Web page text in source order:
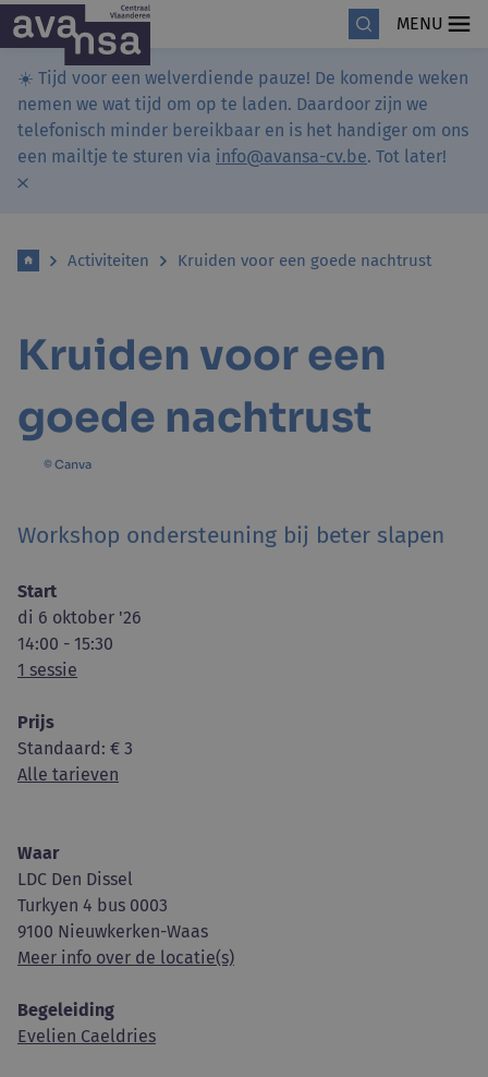
MENU
☀️ Tijd voor een welverdiende pauze! De komende weken
nemen we wat tijd om op te laden. Daardoor zijn we
telefonisch minder bereikbaar en is het handiger om ons
een mailtje te sturen via info@avansa-cv.be. Tot later!
Activiteiten Kruiden voor een goede nachtrust
Kruiden voor een
goede nachtrust
© Canva
Workshop ondersteuning bij beter slapen
Start
di 6 oktober '26
14:00 - 15:30
1 sessie
Prijs
Standaard: € 3
Alle tarieven
Waar
LDC Den Dissel
Turkyen 4 bus 0003
9100 Nieuwkerken-Waas
Meer info over de locatie(s)
Begeleiding
Evelien Caeldries